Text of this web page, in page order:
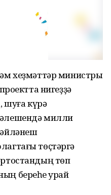
хеҙмәттәр министры
нигеҙҙә
шуға күрә
милли
төҫтәргә
төп
береһе ҡурай